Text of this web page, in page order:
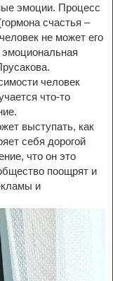
эмоции. Процесс
счастья –
не может его
человек
что-то
выступать, как
себя дорогой
что он это
поощрят и
и